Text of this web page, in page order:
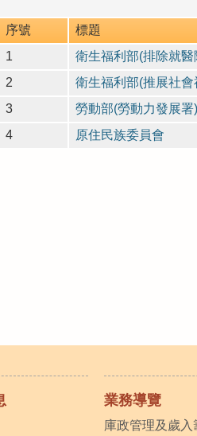
序號 標題
1
衛生福利部(排除就醫
2
衛生福利部(推展社會
3
勞動部(勞動力發展署)
4
原住民族委員會
業務導覽
庫政管理及歲入